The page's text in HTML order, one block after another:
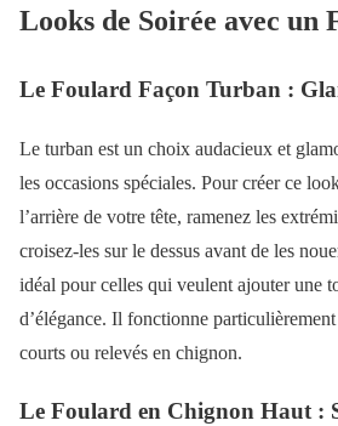
Looks de Soirée avec un
Le Foulard Façon Turban :
Le turban est un choix audacieux et
les occasions spéciales. Pour créer ce
l’arrière de votre tête, ramenez les
croisez-les sur le dessus avant de les
idéal pour celles qui veulent ajouter une
d’élégance. Il fonctionne
courts ou relevés en chignon.
Le Foulard en Chignon Haut :